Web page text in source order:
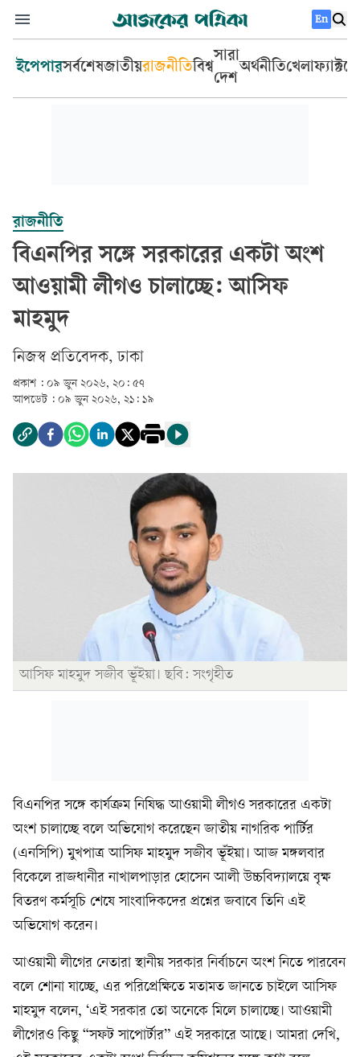
En
ইপেপারসর্বশেষজাতীয়রাজনীতিবিশ্ব
সারা
দেশ
অর্থনীতিখেলা
রাজনীতি
বিএনপির সঙ্গে সরকারের একটা অংশ
আওয়ামী লীগও চালাচ্ছে: আসিফ
মাহমুদ
‎নিজস্ব প্রতিবেদক, ঢাকা‎
প্রকাশ : ০৯ জুন ২০২৬, ২০: ৫৭
আপডেট : ০৯ জুন ২০২৬, ২১: ১৯
আসিফ মাহমুদ সজীব ভূঁইয়া। ছবি: সংগৃহীত
বিএনপির সঙ্গে কার্যক্রম নিষিদ্ধ আওয়ামী লীগও সরকারের একটা
অংশ চালাচ্ছে বলে অভিযোগ করেছেন জাতীয় নাগরিক পার্টির
(এনসিপি) মুখপাত্র আসিফ মাহমুদ সজীব ভূঁইয়া। আজ মঙ্গলবার
বিকেলে রাজধানীর নাখালপাড়ার হোসেন আলী উচ্চবিদ্যালয়ে বৃক্ষ
বিতরণ কর্মসূচি শেষে সাংবাদিকদের প্রশ্নের জবাবে তিনি এই
অভিযোগ করেন।
আওয়ামী লীগের নেতারা স্থানীয় সরকার নির্বাচনে অংশ নিতে পারবেন
বলে শোনা যাচ্ছে, এর পরিপ্রেক্ষিতে মতামত জানতে চাইলে আসিফ
মাহমুদ বলেন, ‘এই সরকার তো অনেকে মিলে চালাচ্ছে। আওয়ামী
লীগেরও কিছু “সফট সাপোর্টার” এই সরকারে আছে। আমরা দেখি,